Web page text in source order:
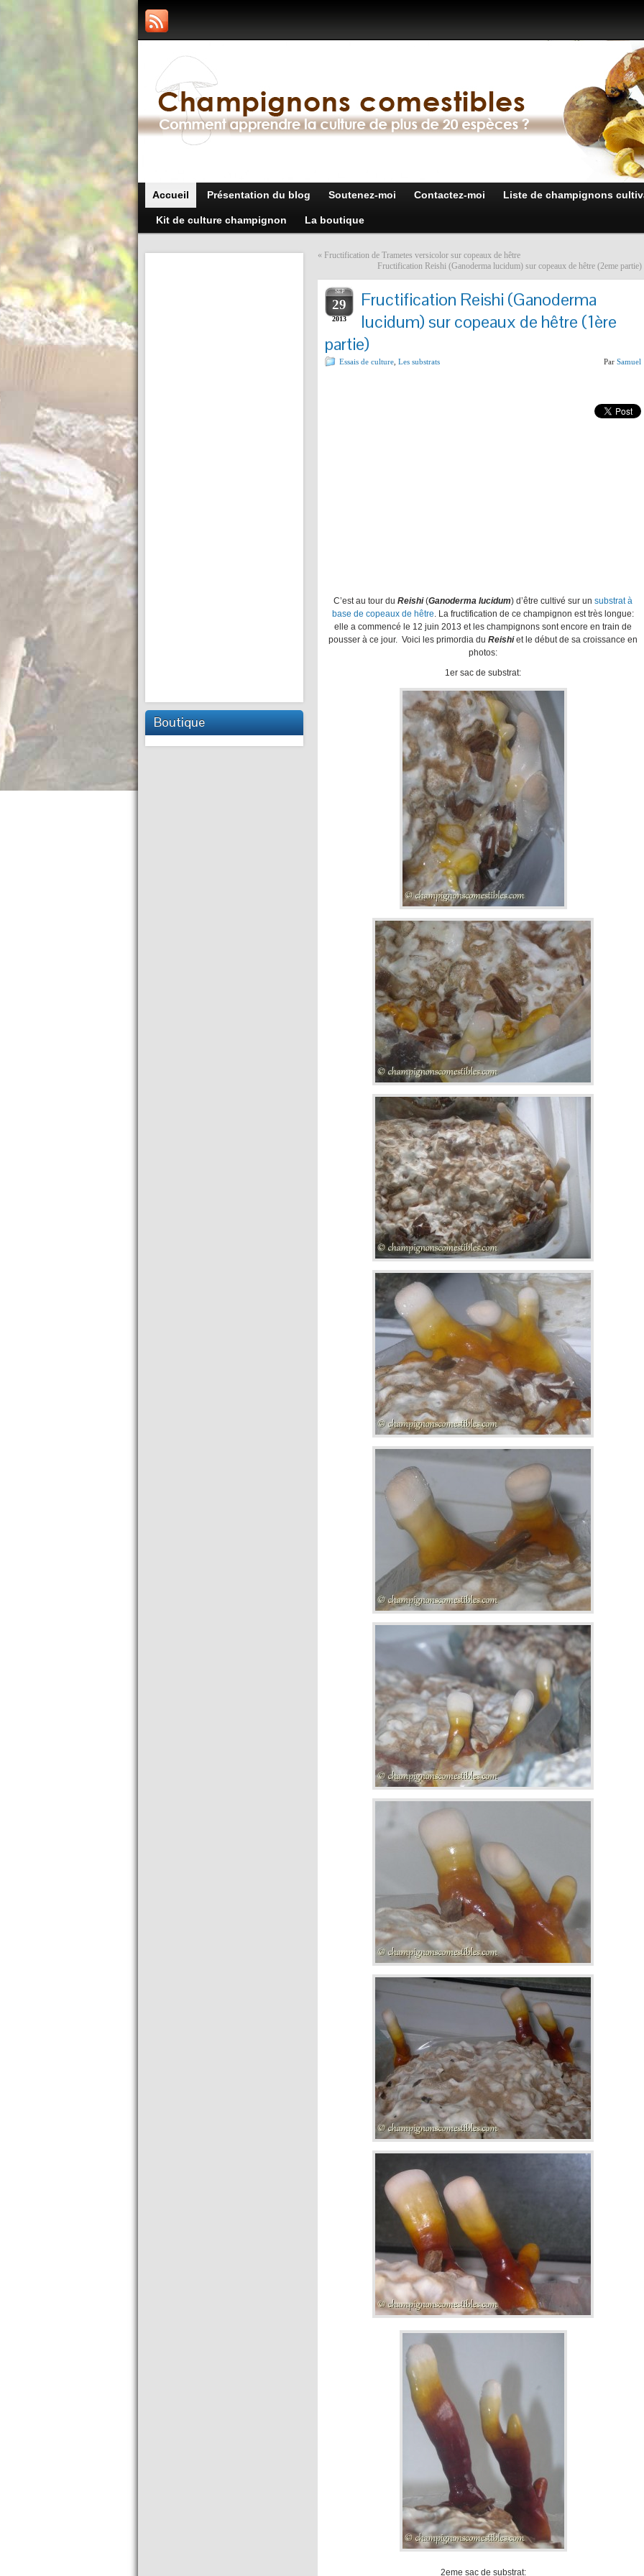
Accueil Présentation du blog Soutenez-moi Contactez-moi Liste de champignons
Kit de culture champignon La boutique
Boutique
« Fructification de Trametes versicolor sur copeaux de hêtre
Fructification Reishi (Ganoderma lucidum) sur copeaux de hêtre (2eme partie)
SEP
29
2013
Fructification Reishi (Ganoderma
lucidum) sur copeaux de hêtre (1ère
partie)
Essais de culture Les substrats Par Samuel
C’est au tour du Reishi(Ganoderma lucidum) d’être cultivé sur un substrat à
base de copeaux de hêtre. La fructification de ce champignon est très longue:
elle a commencé le 12 juin 2013 et les champignons sont encore en train de
pousser à ce jour. Voici les primordia du Reishiet le début de sa croissance en
photos:
1er sac de substrat:
2eme sac de substrat: